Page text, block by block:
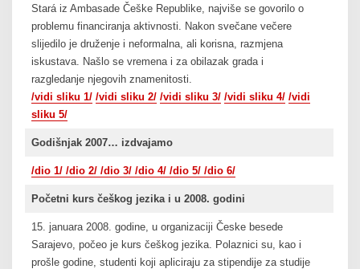
Stará iz Ambasade Češke Republike, najviše se govorilo o
problemu financiranja aktivnosti. Nakon svečane večere
slijedilo je druženje i neformalna, ali korisna, razmjena
iskustava. Našlo se vremena i za obilazak grada i
razgledanje njegovih znamenitosti.
/vidi sliku 1/ /vidi sliku 2/ /vidi sliku 3/ /vidi sliku 4/ /vidi
sliku 5/
Godišnjak 2007… izdvajamo
/dio 1/ /dio 2/ /dio 3/ /dio 4/ /dio 5/ /dio 6/
Početni kurs češkog jezika i u 2008. godini
15. januara 2008. godine, u organizaciji Česke besede
Sarajevo, počeo je kurs češkog jezika. Polaznici su, kao i
prošle godine, studenti koji apliciraju za stipendije za studije